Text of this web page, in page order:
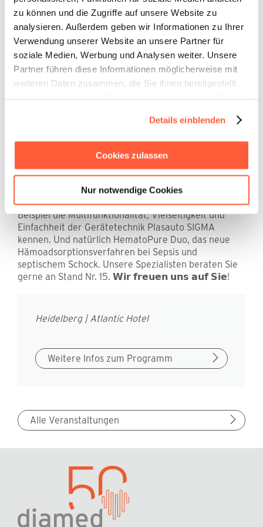
zu können und die Zugriffe auf unsere Website zu
analysieren. Außerdem geben wir Informationen zu Ihrer
Verwendung unserer Website an unsere Partner für
soziale Medien, Werbung und Analysen weiter. Unsere
Partner führen diese Informationen möglicherweise mit
weiteren Daten zusammen, die Sie ihnen bereitgestellt
Details einblenden
Cookies zulassen
Nur notwendige Cookies
wissenschaftlicher Erkenntnisse in die klinische Praxis
durch Leitlinien und Schulungen sowie die Aufklärung
der Öffentlichkeit und das Lobbying in der
Gesundheitspolitik, um das Bewusstsein für diese
lebensbedrohliche Erkrankung zu schärfen.
Mal in Heidelberg stattfinden wird, liegt der
Besuchen Sie uns an unserem Stand - wir beraten Sie
gerne zu innovativen Therapiekonzepten für die
extrakorporale Blutreinigung. Lernen Sie zum
Beispiel die Multifunktionalität, Vielseitigkeit und
Einfachheit der Gerätetechnik Plasauto SIGMA
kennen. Und natürlich HematoPure Duo, das neue
Hämoadsorptionsverfahren bei Sepsis und
septischem Schock. Unsere Spezialisten beraten Sie
gerne an Stand Nr. 15. 𝗪𝗶𝗿 𝗳𝗿𝗲𝘂𝗲𝗻 𝘂𝗻𝘀 𝗮𝘂𝗳 𝗦𝗶𝗲!
Heidelberg | Atlantic Hotel
Weitere Infos zum Programm
Alle Veranstaltungen